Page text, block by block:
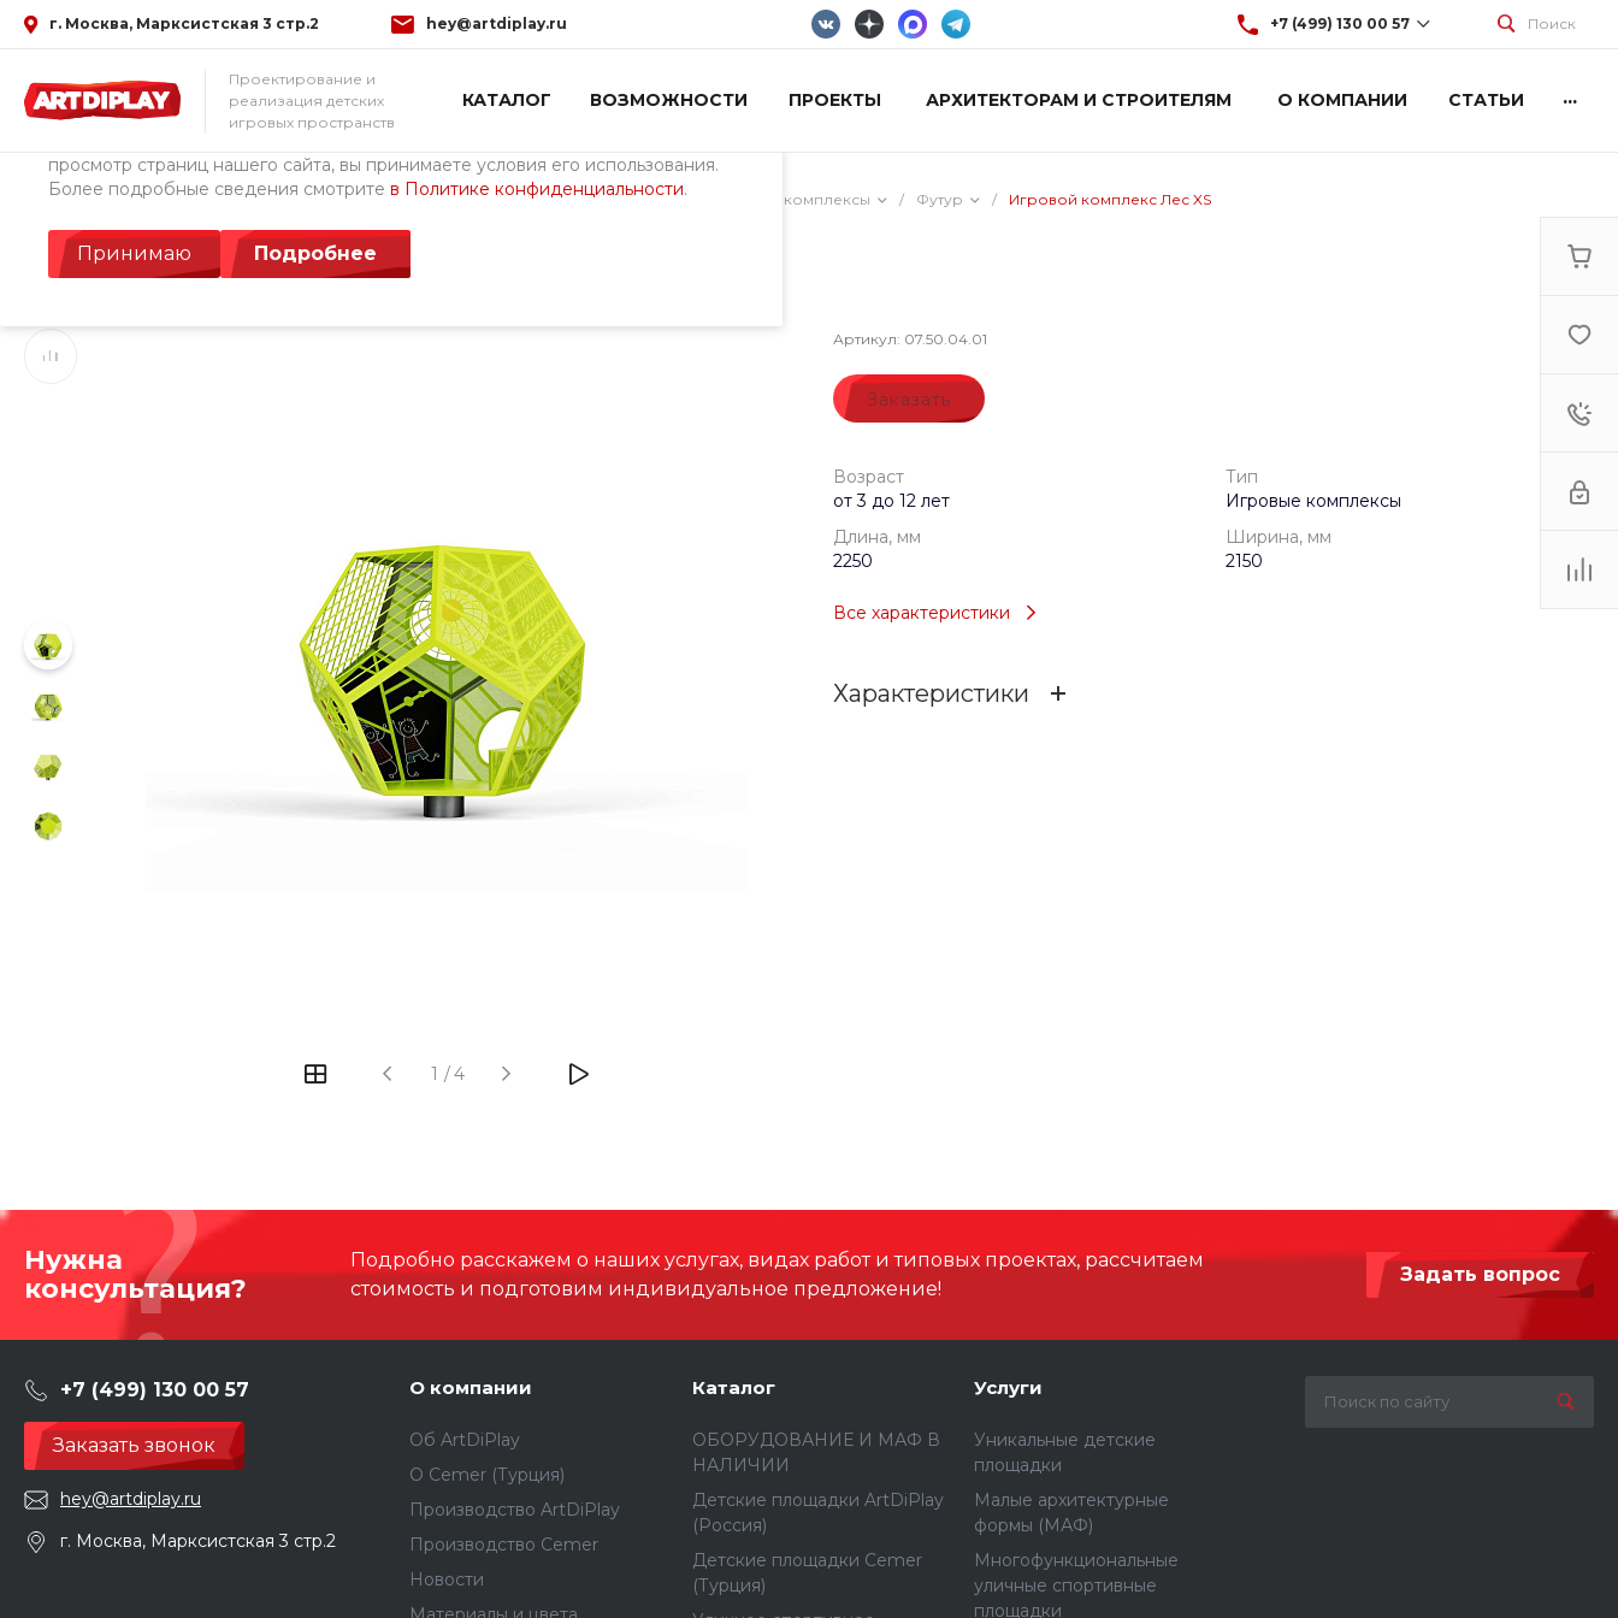
Использование файлов Cookie
Мы используем файлы cookie, разработанные нашими специалистами и
просмотр страниц нашего сайта, вы принимаете условия его использования.
Более подробные сведения смотрите в Политике конфиденциальности.
Принимаю Подробнее
г. Москва, Марксистская 3 стр.2 hey@artdiplay.ru +7 (499) 130 00 57 Поиск
Проектирование и
реализация детских
игровых пространств
КАТАЛОГ ВОЗМОЖНОСТИ ПРОЕКТЫ АРХИТЕКТОРАМ И СТРОИТЕЛЯМ О КОМПАНИИ СТАТЬИ ...
Главная / Каталог товаров / Детские площадки ArtDiPlay (Россия) / Тематические игровые комплексы / Футур / Игровой комплекс Лес XS
Игровой комплекс Лес XS
1 /4
Артикул: 07.50.04.01
Заказать
Возраст
от 3 до 12 лет
Тип
Игровые комплексы
Длина, мм
2250
Ширина, мм
2150
Все характеристики
Характеристики
порошковой покраской
Нужна
консультация?
Подробно расскажем о наших услугах, видах работ и типовых проектах, рассчитаем
стоимость и подготовим индивидуальное предложение!
Задать вопрос
+7 (499) 130 00 57
Заказать звонок
hey@artdiplay.ru
г. Москва, Марксистская 3 стр.2
О компании
Об ArtDiPlay
О Сemer (Турция)
Производство ArtDiPlay
Производство Cemer
Новости
Каталог
ОБОРУДОВАНИЕ И МАФ В
НАЛИЧИИ
Детские площадки ArtDiPlay
(Россия)
Детские площадки Cemer
(Турция)
Услуги
Уникальные детские
площадки
Малые архитектурные
формы (МАФ)
Многофункциональные
уличные спортивные
площадки